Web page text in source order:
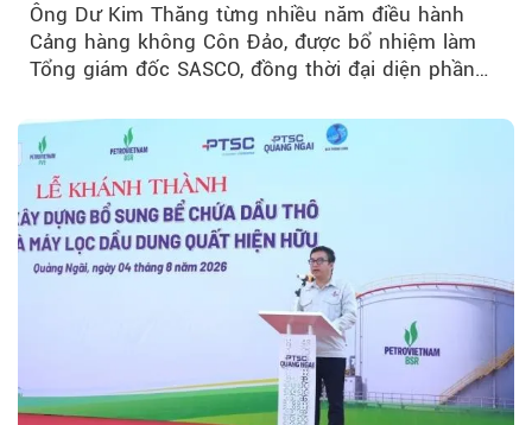
Ông Dư Kim Thăng từng nhiều năm điều hành
Cảng hàng không Côn Đảo, được bổ nhiệm làm
Tổng giám đốc SASCO, đồng thời đại diện phần